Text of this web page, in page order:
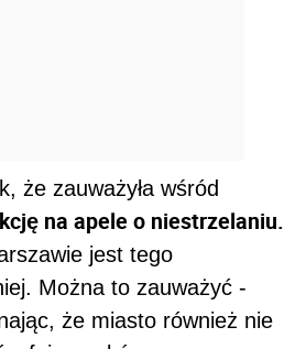
że zauważyła wśród
na apele o niestrzelaniu.
jest tego
Można to zauważyć -
że miasto również nie